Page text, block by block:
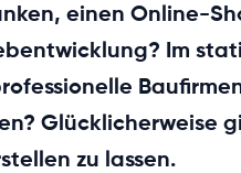
einen Online-
Im
Glücklicherweise
zu lassen.